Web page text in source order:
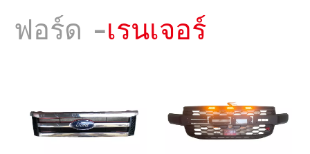
ฟอร์ด -เรนเจอร์